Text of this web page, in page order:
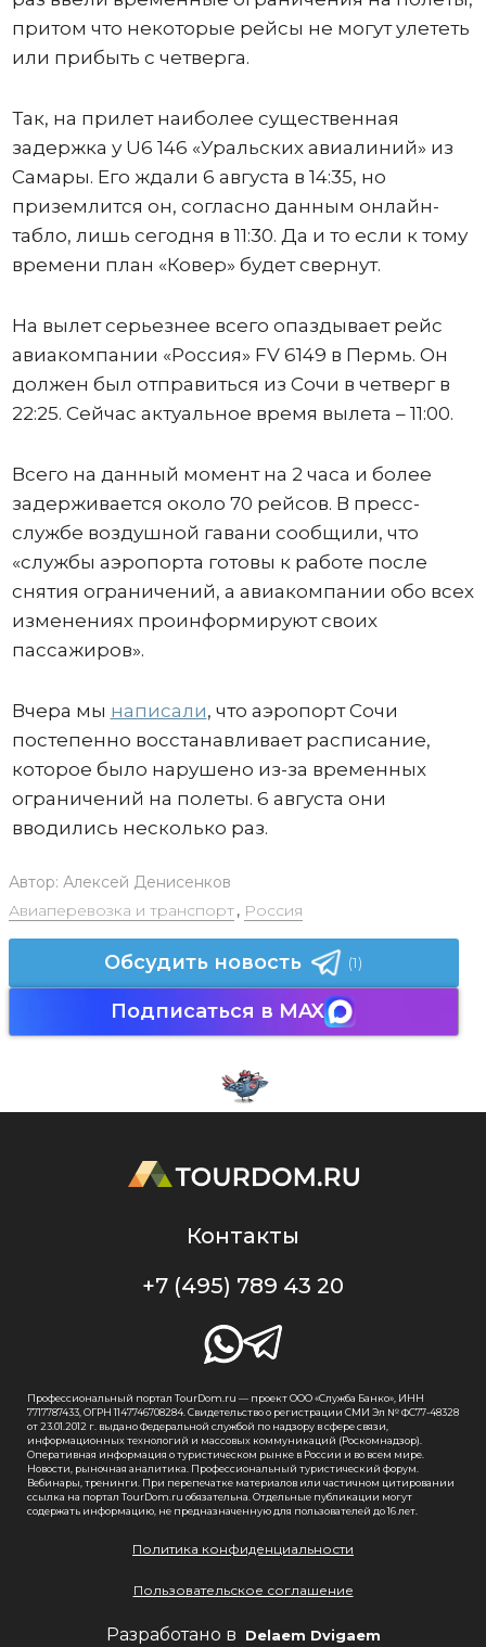
притом что некоторые рейсы не могут улететь
или прибыть с четверга.
Так, на прилет наиболее существенная
задержка у U6 146 «Уральских авиалиний» из
Самары. Его ждали 6 августа в 14:35, но
приземлится он, согласно данным онлайн-
табло, лишь сегодня в 11:30. Да и то если к тому
времени план «Ковер» будет свернут.
На вылет серьезнее всего опаздывает рейс
авиакомпании «Россия» FV 6149 в Пермь. Он
должен был отправиться из Сочи в четверг в
22:25. Сейчас актуальное время вылета – 11:00.
Всего на данный момент на 2 часа и более
задерживается около 70 рейсов. В пресс-
службе воздушной гавани сообщили, что
«службы аэропорта готовы к работе после
снятия ограничений, а авиакомпании обо всех
изменениях проинформируют своих
пассажиров».
Вчера мы написали, что аэропорт Сочи
постепенно восстанавливает расписание,
которое было нарушено из-за временных
ограничений на полеты. 6 августа они
вводились несколько раз.
Автор: Алексей Денисенков
Авиаперевозка и транспорт, Россия
Обсудить новость (1)
Подписаться в MAX
Контакты
+7 (495) 789 43 20
Профессиональный портал TourDom.ru — проект ООО «Служба Банко», ИНН
7717787433, ОГРН 1147746708284. Свидетельство о регистрации СМИ Эл № ФС77-48328
от 23.01.2012 г. выдано Федеральной службой по надзору в сфере связи,
информационных технологий и массовых коммуникаций (Роскомнадзор).
Оперативная информация о туристическом рынке в России и во всем мире.
Новости, рыночная аналитика. Профессиональный туристический форум.
Вебинары, тренинги. При перепечатке материалов или частичном цитировании
ссылка на портал TourDom.ru обязательна. Отдельные публикации могут
содержать информацию, не предназначенную для пользователей до 16 лет.
Политика конфиденциальности
Пользовательское соглашение
Разработано в Delaem Dvigaem